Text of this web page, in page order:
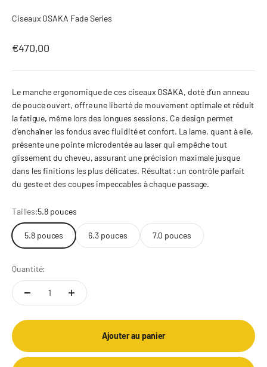
Ciseaux OSAKA Fade Series
Prix de vente
€470,00
Le manche ergonomique de ces ciseaux OSAKA, doté d’un anneau
de pouce ouvert, offre une liberté de mouvement optimale et réduit
la fatigue, même lors des longues sessions. Ce design permet
d’enchaîner les fondus avec fluidité et confort. La lame, quant à elle,
présente une pointe microdentée au laser qui empêche tout
glissement du cheveu, assurant une précision maximale jusque
dans les finitions les plus délicates. Résultat : un contrôle parfait
du geste et des coupes impeccables à chaque passage.
Tailles:5.8 pouces
5.8 pouces 6.3 pouces 7.0 pouces
Quantité:
Ajouter au panier